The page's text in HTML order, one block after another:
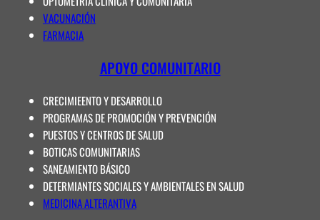
VACUNACIÓN
FARMACIA
APOYO COMUNITARIO
CRECIMIEENTO Y DESARROLLO
PROGRAMAS DE PROMOCIÓN Y PREVENCIÓN
PUESTOS Y CENTROS DE SALUD
BOTICAS COMUNITARIAS
SANEAMIENTO BÁSICO
DETERMIANTES SOCIALES Y AMBIENTALES EN SALUD
MEDICINA ALTERANTIVA